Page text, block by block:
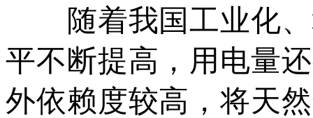
随着我国工业化、
平不断提高，用电量
外依赖度较高，将天